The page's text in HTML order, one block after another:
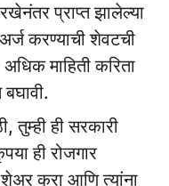
प्राप्त झालेल्या
करण्याची शेवटची
माहिती करिता
तुम्ही ही सरकारी
ही रोजगार
शेअर करा आणि त्यांना